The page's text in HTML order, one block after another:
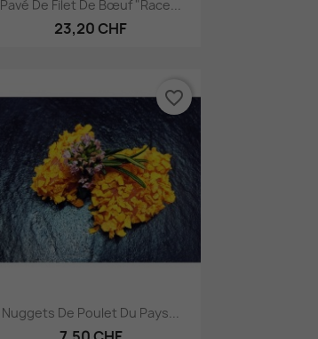
Pavé De Filet De Bœuf "Race...
23,20 CHF
Aperçu rapide
Nuggets De Poulet Du Pays...
favorite_border